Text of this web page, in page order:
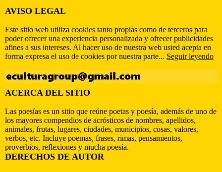
AVISO LEGAL
Este sitio web utiliza cookies tanto propias como de terceros para
poder ofrecer una experiencia personalizada y ofrecer publicidades
afines a sus intereses. Al hacer uso de nuestra web usted acepta en
forma expresa el uso de cookies por nuestra parte... Seguir leyendo
ACERCA DEL SITIO
Las poesías es un sitio que reúne poetas y poesía, además de uno de
los mayores compendios de acrósticos de nombres, apellidos,
animales, frutas, lugares, ciudades, municipios, cosas, valores,
verbos, etc. Incluye poemas, frases, rimas, pensamientos,
proverbios, reflexiones y mucha poesía.
DERECHOS DE AUTOR